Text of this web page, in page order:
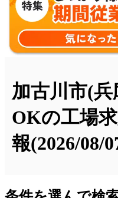
加古川市(
OKの工場
報(2026/08/